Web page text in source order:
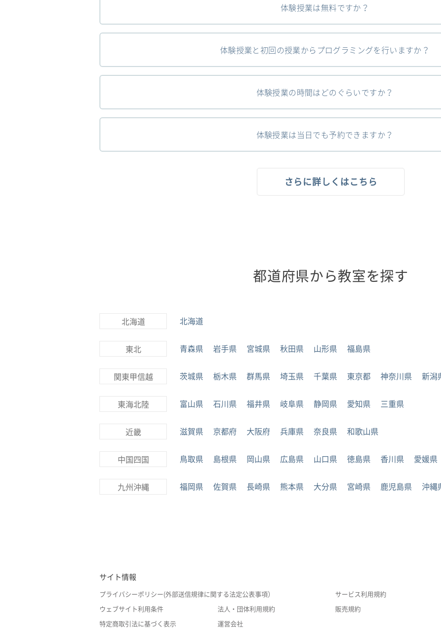
体験授業は無料ですか？
体験授業と初回の授業からプログラミングを行いますか？
体験授業の時間はどのぐらいですか？
体験授業は当日でも予約できますか？
さらに詳しくはこちら
都道府県から教室を探す
北海道 北海道
東北 青森県 岩手県 宮城県 秋田県 山形県 福島県
関東甲信越 茨城県 栃木県 群馬県 埼玉県 千葉県 東京都 神奈川県 新潟
東海北陸 富山県 石川県 福井県 岐阜県 静岡県 愛知県 三重県
近畿 滋賀県 京都府 大阪府 兵庫県 奈良県 和歌山県
中国四国 鳥取県 島根県 岡山県 広島県 山口県 徳島県 香川県 愛媛県
九州沖縄 福岡県 佐賀県 長崎県 熊本県 大分県 宮崎県 鹿児島県 沖縄
サイト情報
プライバシーポリシー(外部送信規律に関する法定公表事項） サービス利用規約
ウェブサイト利用条件 法人・団体利用規約 販売規約
特定商取引法に基づく表示 運営会社